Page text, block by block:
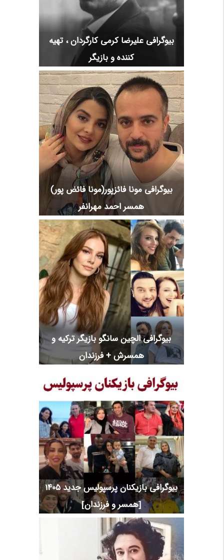
بیوگرافی علیرضا کرمی کارگردان ، تهیه
کننده و بازیگر
بیوگرافی مونا فائزپور(مونا فائض پور)
همسر احمد مهرانفر
بیوگرافی الچین سانگو بازیگر ترکیه و
همسرش + فرزندان
بیوگرافی بازیکنان پرسپولیس جدید 1405
[همسر و فرزندان]